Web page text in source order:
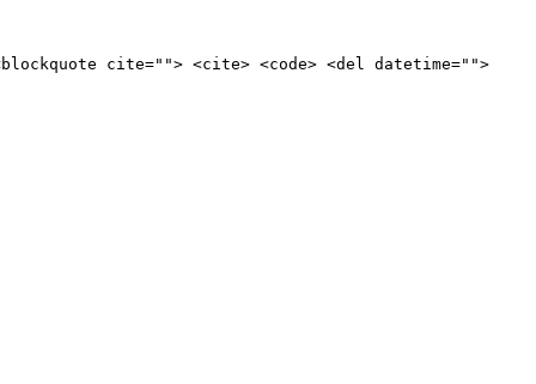
cite=""> <cite> <code> <del datetime="">